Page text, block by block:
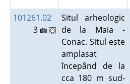
101261.02
3
Situl arheologic
de la Maia -
Conac. Situl este
amplasat
începând de la
cca 180 m sud-